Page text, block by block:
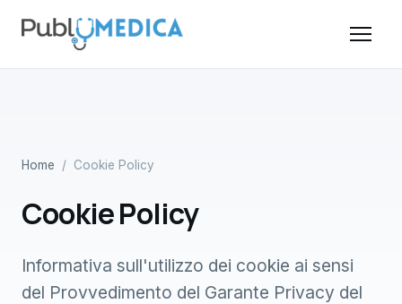
Home / Cookie Policy
Cookie Policy
Informativa sull'utilizzo dei cookie ai sensi
del Provvedimento del Garante Privacy del